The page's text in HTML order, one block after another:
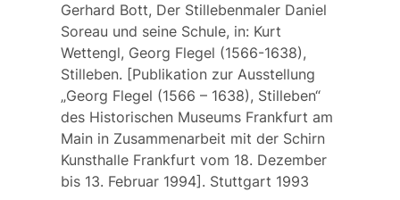
Gerhard Bott, Der Stillebenmaler Daniel
Soreau und seine Schule, in: Kurt
Wettengl, Georg Flegel (1566-1638),
Stilleben. [Publikation zur Ausstellung
„Georg Flegel (1566 – 1638), Stilleben“
des Historischen Museums Frankfurt am
Main in Zusammenarbeit mit der Schirn
Kunsthalle Frankfurt vom 18. Dezember
bis 13. Februar 1994]. Stuttgart 1993